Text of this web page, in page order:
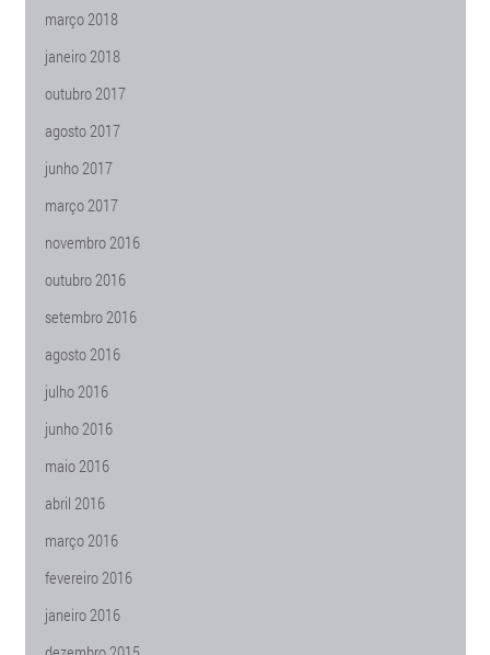
março 2018
janeiro 2018
outubro 2017
agosto 2017
junho 2017
março 2017
novembro 2016
outubro 2016
setembro 2016
agosto 2016
julho 2016
junho 2016
maio 2016
abril 2016
março 2016
fevereiro 2016
janeiro 2016